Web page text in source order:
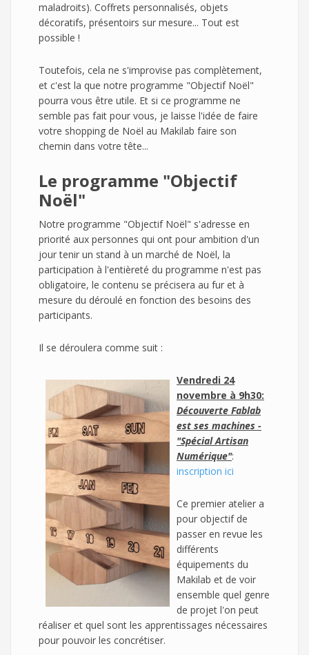
maladroits). Coffrets personnalisés, objets
décoratifs, présentoirs sur mesure... Tout est
possible !
Toutefois, cela ne s'improvise pas complètement,
et c'est la que notre programme "Objectif Noël"
pourra vous être utile. Et si ce programme ne
semble pas fait pour vous, je laisse l'idée de faire
votre shopping de Noël au Makilab faire son
chemin dans votre tête...
Le programme "Objectif
Noël"
Notre programme "Objectif Noël" s'adresse en
priorité aux personnes qui ont pour ambition d'un
jour tenir un stand à un marché de Noël, la
participation à l'entièreté du programme n'est pas
obligatoire, le contenu se précisera au fur et à
mesure du déroulé en fonction des besoins des
participants.
Il se déroulera comme suit :
Vendredi 24
novembre à 9h30:
Découverte Fablab
est ses machines -
"Spécial Artisan
Numérique":
inscription ici
Ce premier atelier a
pour objectif de
passer en revue les
différents
équipements du
Makilab et de voir
ensemble quel genre
de projet l'on peut
réaliser et quel sont les apprentissages nécessaires
pour pouvoir les concrétiser.